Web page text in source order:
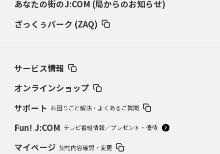
あなたの街のJ:COM (局からのお知らせ)
ざっくぅパーク (ZAQ)
サービス情報
オンラインショップ
サポート お困りごと解決・よくあるご質問
Fun! J:COM テレビ番組情報／プレゼント・優待
マイページ 契約内容確認・変更